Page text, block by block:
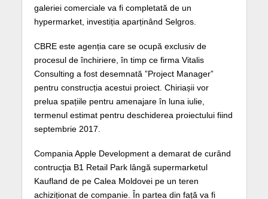
galeriei comerciale va fi completată de un
hypermarket, investiția aparținând Selgros.
CBRE este agenția care se ocupă exclusiv de
procesul de închiriere, în timp ce firma Vitalis
Consulting a fost desemnată ”Project Manager”
pentru construcția acestui proiect. Chiriașii vor
prelua spațiile pentru amenajare în luna iulie,
termenul estimat pentru deschiderea proiectului fiind
septembrie 2017.
Compania Apple Development a demarat de curând
contrucţia B1 Retail Park lângă supermarketul
Kaufland de pe Calea Moldovei pe un teren
achiziționat de companie. În partea din față va fi